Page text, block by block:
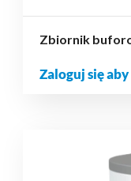
Zbiornik
Zaloguj się